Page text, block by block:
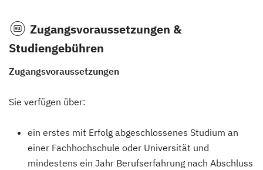
Zugangsvoraussetzungen &
Studiengebühren
Zugangsvoraussetzungen
Sie verfügen über:
ein erstes mit Erfolg abgeschlossenes Studium an
einer Fachhochschule oder Universität und
mindestens ein Jahr Berufserfahrung nach Abschluss